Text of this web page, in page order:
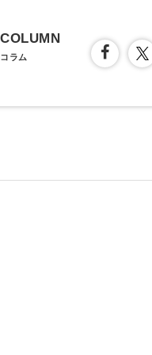
COLUMN
コラム